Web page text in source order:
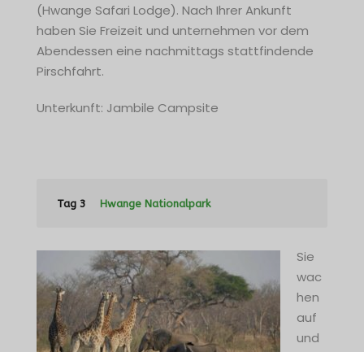
(Hwange Safari Lodge). Nach Ihrer Ankunft
haben Sie Freizeit und unternehmen vor dem
Abendessen eine nachmittags stattfindende
Pirschfahrt.
Unterkunft: Jambile Campsite
Tag 3 Hwange Nationalpark
Sie
wac
hen
auf
und